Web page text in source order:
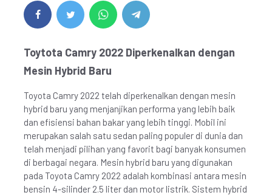
Toytota Camry 2022 Diperkenalkan dengan
Mesin Hybrid Baru
Toyota Camry 2022 telah diperkenalkan dengan mesin
hybrid baru yang menjanjikan performa yang lebih baik
dan efisiensi bahan bakar yang lebih tinggi. Mobil ini
merupakan salah satu sedan paling populer di dunia dan
telah menjadi pilihan yang favorit bagi banyak konsumen
di berbagai negara. Mesin hybrid baru yang digunakan
pada Toyota Camry 2022 adalah kombinasi antara mesin
bensin 4-silinder 2.5 liter dan motor listrik. Sistem hybrid